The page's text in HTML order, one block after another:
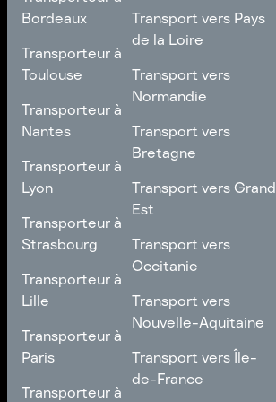
Nice
Bordeaux
Transporteur à
Bordeaux
Transporteur à
Toulouse
Transporteur à
Toulouse
Transporteur à
Nantes
Transporteur à
Nantes
Transporteur à
Lyon
Transporteur à
Lyon
Transporteur à
Strasbourg
Transporteur à
Strasbourg
Transporteur à
Lille
Transporteur à
Lille
Transporteur à
Paris
Transporteur à
Transporteur à
Transport vers
Bourgogne-
Transport vers Pays
de la Loire
Transport vers Pays
de la Loire
Transport vers
Normandie
Transport vers
Normandie
Transport vers
Bretagne
Transport vers
Bretagne
Transport vers Grand
Est
Transport vers Grand
Est
Transport vers
Occitanie
Transport vers
Occitanie
Transport vers
Nouvelle-Aquitaine
Transport vers
Nouvelle-Aquitaine
Transport vers Île-
de-France